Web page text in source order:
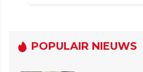
POPULAIR NIEUWS